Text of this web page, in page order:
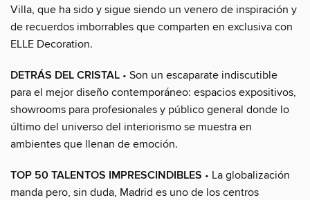
Villa, que ha sido y sigue siendo un venero de inspiración y
de recuerdos imborrables que comparten en exclusiva con
ELLE Decoration.
DETRÁS DEL CRISTAL • Son un escaparate indiscutible
para el mejor diseño contemporáneo: espacios expositivos,
showrooms para profesionales y público general donde lo
último del universo del interiorismo se muestra en
ambientes que llenan de emoción.
TOP 50 TALENTOS IMPRESCINDIBLES • La globalización
manda pero, sin duda, Madrid es uno de los centros